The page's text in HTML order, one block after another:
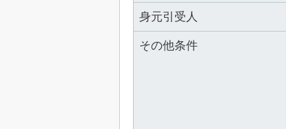
身元引受人
その他条件